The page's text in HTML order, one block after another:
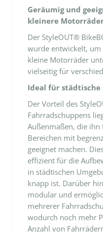
Geräumig und
kleinere
Der StyleOUT®
wurde entwickelt, um
kleine Motorräder
vielseitig für
Ideal für städtische
Der Vorteil des
Fahrradschuppens
Außenmaßen, die
Bereichen mit
geeignet machen.
effizient für die
in städtischen
knapp ist. Darüber
modular und
mehrerer
wodurch noch mehr
Anzahl von